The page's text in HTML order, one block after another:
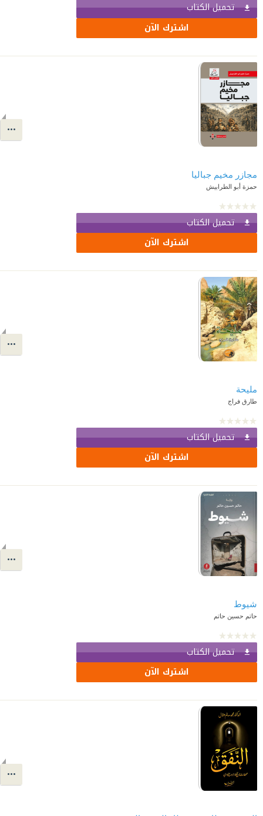
تحميل الكتاب
اشترك الآن
حمزة أبو الطرابيش
تحميل الكتاب
اشترك الآن
مليحة
طارق فراج
تحميل الكتاب
اشترك الآن
شيوط
حاتم حسين حاتم
تحميل الكتاب
اشترك الآن